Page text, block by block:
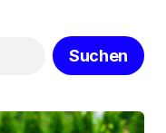
Suchen